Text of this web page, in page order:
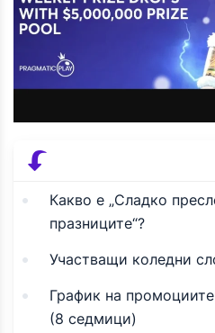
Какво е „Сладко
празниците“?
Участващи коледни
График на
(8 седмици)